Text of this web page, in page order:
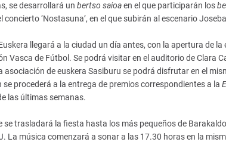
se desarrollará un bertso saioaen el que participarán los
concierto ‘Nostasuna’, en el que subirán al escenario
llegará a la ciudad un día antes, con la apertura de la
Vasca de Fútbol. Se podrá visitar en el auditorio de Clara
asociación de euskera Sasiburu se podrá disfrutar en el
se procederá a la entrega de premios correspondientes a la
las últimas semanas.
se trasladará la fiesta hasta los más pequeños de
La música comenzará a sonar a las 17.30 horas en la